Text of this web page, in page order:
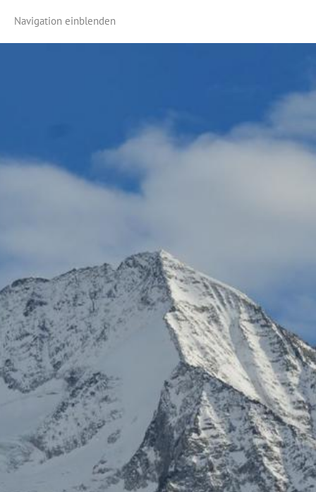
Navigation einblenden